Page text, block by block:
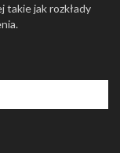
takie jak rozkłady